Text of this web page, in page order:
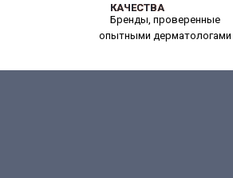
Бренды, проверенные
опытными дерматологами
КАЧЕСТВА
КАЧЕСТВА